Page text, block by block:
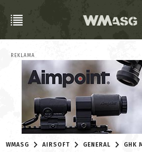
REKLAMA
WMASG AIRSOFT GENERAL GHK